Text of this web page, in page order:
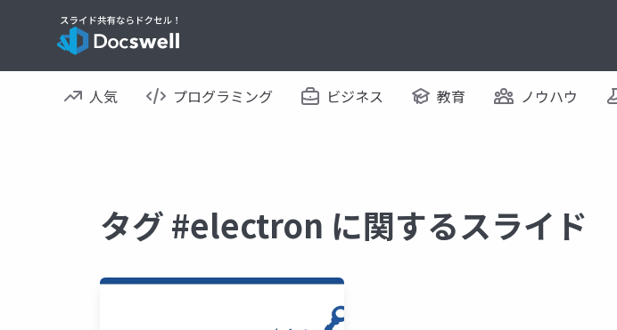
人気 プログラミング ビジネス 教育 ノウハウ
タグ #electron に関するスライド